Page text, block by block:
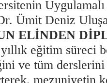
Ümit Deniz
ELİNDEN
eğitim süreci
ve tüm derslerini
mezuniyetin